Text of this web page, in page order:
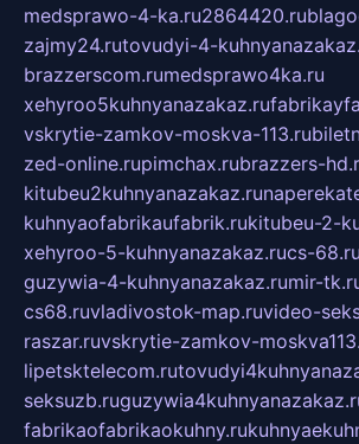
medsprawo-4-ka.ru2864420.ru
zajmy24.rutovudyi-4-
brazzerscom.rumedsprawo4ka.ru
xehyroo5kuhnyanazakaz.ru
vskrytie-zamkov-moskva-113.ru
zed-online.rupimchax.rubrazzers-
kitubeu2kuhnyanazakaz.ru
kuhnyaofabrikaufabrik.rukitubeu-2-
xehyroo-5-kuhnyanazakaz.rucs-68.ru
guzywia-4-kuhnyanazakaz.rumir-
cs68.ruvladivostok-map.ruvideo-
raszar.ruvskrytie-zamkov-
lipetsktelecom.ru
seksuzb.ru
fabrikaofabrikaokuhny.ru